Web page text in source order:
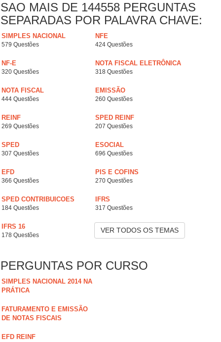
SAO MAIS DE 144558 PERGUNTAS
SEPARADAS POR PALAVRA CHAVE:
SIMPLES NACIONAL
579 Questões
NFE
424 Questões
NF-E
320 Questões
NOTA FISCAL ELETRÔNICA
318 Questões
NOTA FISCAL
444 Questões
EMISSÃO
260 Questões
REINF
269 Questões
SPED REINF
207 Questões
SPED
307 Questões
ESOCIAL
696 Questões
EFD
366 Questões
PIS E COFINS
270 Questões
SPED CONTRIBUICOES
184 Questões
IFRS
317 Questões
IFRS 16
178 Questões
VER TODOS OS TEMAS
PERGUNTAS POR CURSO
SIMPLES NACIONAL 2014 NA
PRÁTICA
FATURAMENTO E EMISSÃO
DE NOTAS FISCAIS
EFD REINF